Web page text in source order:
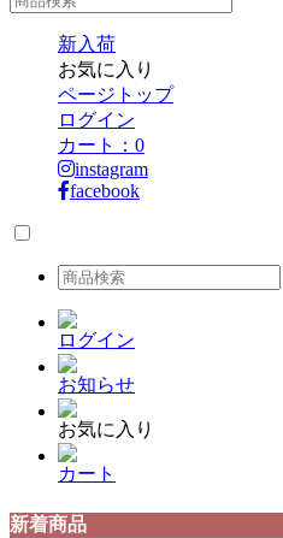
新入荷
お気に入り
ページトップ
ログイン
カート： 0
instagram
facebook
ログイン
お知らせ
お気に入り
カート
新着商品